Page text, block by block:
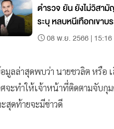
ตำรวจ ยัน ยังไม่วิสา
ระบุ หลบหนีเทือกเขาบ
08 พ.ย. 2566 | 15:16
อมูลล่าสุดพบว่า นายชวลิต หรื
ะทำให้เจ้าหน้าที่ติดตามจับกุม
สุดท้ายจะมีข่าวดี